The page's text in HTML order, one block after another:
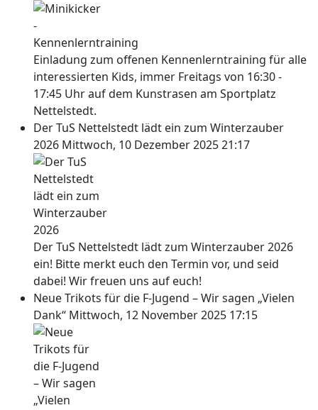
Einladung zum offenen Kennenlerntraining für alle
interessierten Kids, immer Freitags von 16:30 -
17:45 Uhr auf dem Kunstrasen am Sportplatz
Nettelstedt.
Der TuS Nettelstedt lädt ein zum Winterzauber
2026 Mittwoch, 10 Dezember 2025 21:17
Der TuS Nettelstedt lädt zum Winterzauber 2026
ein! Bitte merkt euch den Termin vor, und seid
dabei! Wir freuen uns auf euch!
Neue Trikots für die F-Jugend – Wir sagen „Vielen
Dank“ Mittwoch, 12 November 2025 17:15